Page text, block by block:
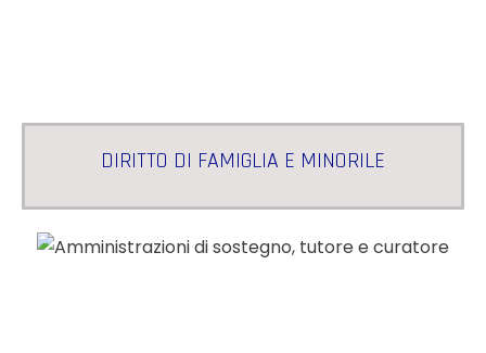
DIRITTO DI FAMIGLIA E MINORILE